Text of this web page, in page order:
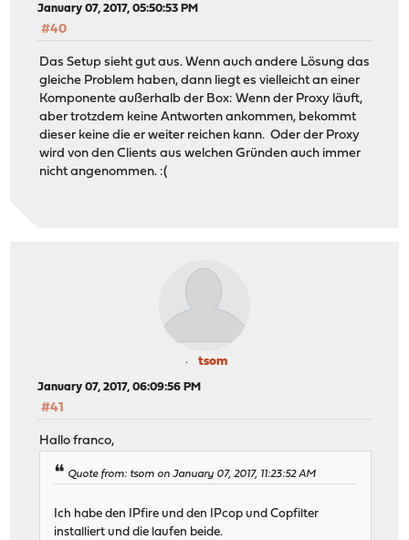
January 07, 2017, 05:50:53 PM
#40
Das Setup sieht gut aus. Wenn auch andere Lösung das
gleiche Problem haben, dann liegt es vielleicht an einer
Komponente außerhalb der Box: Wenn der Proxy läuft,
aber trotzdem keine Antworten ankommen, bekommt
dieser keine die er weiter reichen kann. Oder der Proxy
wird von den Clients aus welchen Gründen auch immer
nicht angenommen. :(
tsom
January 07, 2017, 06:09:56 PM
#41
Hallo franco,
Quote from: tsom on January 07, 2017, 11:23:52 AM
Ich habe den IPfire und den IPcop und Copfilter
installiert und die laufen beide.